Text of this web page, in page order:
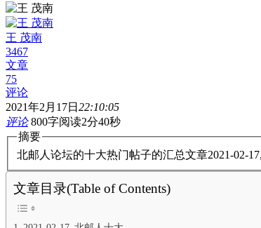
王 茂南
3467
文章
75
评论
2021年2月17日 22:10:05
评论 800字阅读2分40秒
摘要
北邮人论坛的十大热门帖子的汇总文章2021-02-
文章目录(Table of Contents)